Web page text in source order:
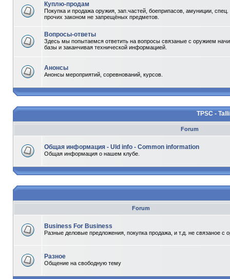
Куплю-продам
Покупка и продажа оружия, зап.частей, боеприпасов, амуниции, спец.
прочих законом не запрещёных предметов.
Вопросы-ответы
Здесь мы попытаемся ответить на вопросы связаные с оружием
базы и заканчивая технической информацией.
Анонсы
Анонсы мероприятий, соревнований, курсов.
TPSC -
Forum
Общая информация - Uld info - Common information
Общая информация о нашем клубе.
Forum
Business For Business
Разные деловые предложения, покупка продажа, и т.д. не связаное с
Разное
Общение на свободную тему